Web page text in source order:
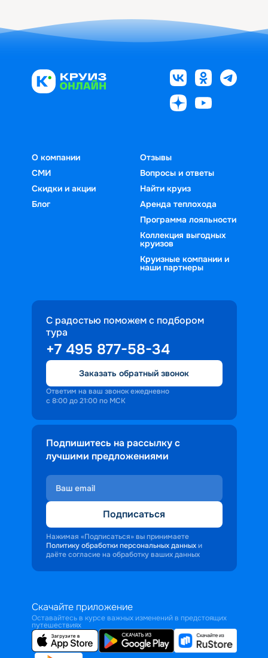
О компании
СМИ
Скидки и акции
Блог
Отзывы
Вопросы и ответы
Найти круиз
Аренда теплохода
Программа лояльности
Коллекция выгодных
круизов
Круизные компании и
наши партнеры
С радостью поможем с подбором
тура
+7 495 877-58-34
Заказать обратный звонок
Ответим на ваш звонок ежедневно
с 8:00 до 21:00 по МСК
Подпишитесь на рассылку с
лучшими предложениями
Подписаться
Нажимая «Подписаться» вы принимаете
Политику обработки персональных данных и
даёте согласие на обработку ваших данных
Скачайте приложение
Оставайтесь в курсе важных изменений в предстоящих
путешествиях